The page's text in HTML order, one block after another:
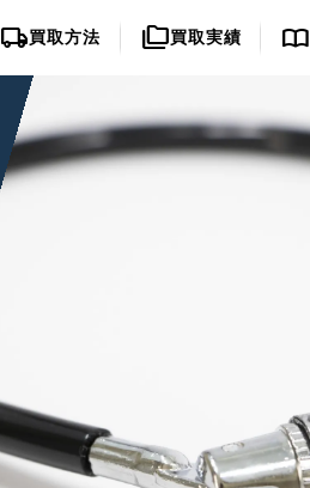
local_shipping買取方法 folder_copy買取実績 import_contacts